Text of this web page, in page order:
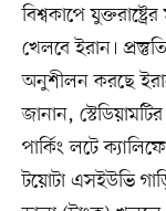
বিশ্বকাপে
খেলবে ইরান।
অনুশীলন করছে
জানান,
পার্কিং লটে
টয়োটা এসইউভি